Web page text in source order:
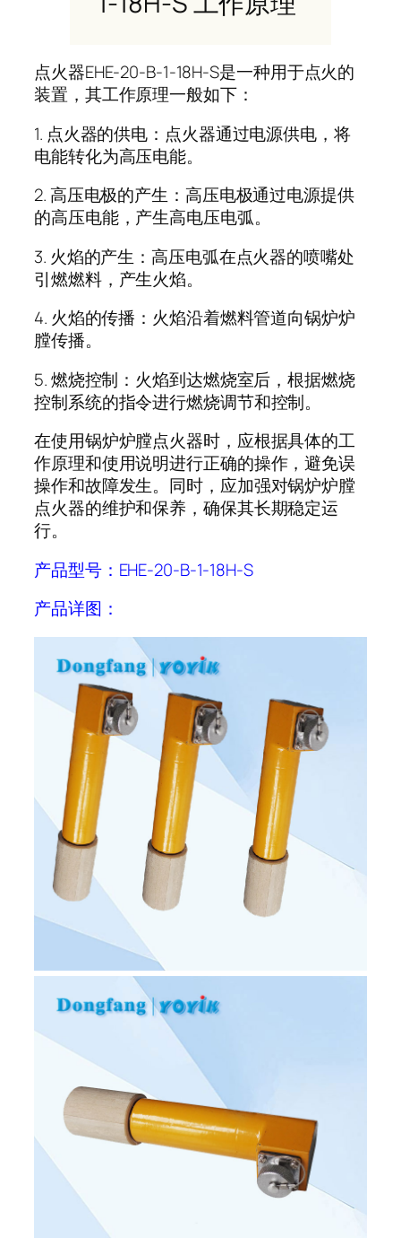
点火器EHE-20-B-1-18H-S是一种用于点火的
装置，其工作原理一般如下：
1. 点火器的供电：点火器通过电源供电，将
电能转化为高压电能。
2. 高压电极的产生：高压电极通过电源提供
的高压电能，产生高电压电弧。
3. 火焰的产生：高压电弧在点火器的喷嘴处
引燃燃料，产生火焰。
4. 火焰的传播：火焰沿着燃料管道向锅炉炉
膛传播。
5. 燃烧控制：火焰到达燃烧室后，根据燃烧
控制系统的指令进行燃烧调节和控制。
在使用锅炉炉膛点火器时，应根据具体的工
作原理和使用说明进行正确的操作，避免误
操作和故障发生。同时，应加强对锅炉炉膛
点火器的维护和保养，确保其长期稳定运
行。
产品型号：EHE-20-B-1-18H-S
产品详图：